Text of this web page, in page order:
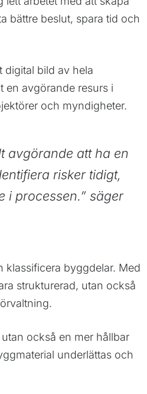
bättre beslut, spara tid och
digital bild av hela
en avgörande resurs i
och myndigheter.
avgörande att ha en
risker tidigt,
i processen.” säger
klassificera byggdelar. Med
strukturerad, utan också
också en mer hållbar
underlättas och